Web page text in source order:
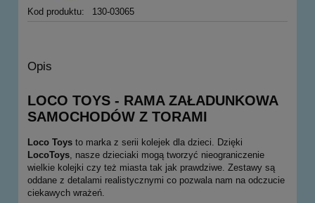
Kod produktu: 130-03065
Opis
LOCO TOYS - RAMA ZAŁADUNKOWA
SAMOCHODÓW Z TORAMI
Loco Toys to marka z serii kolejek dla dzieci. Dzięki
LocoToys , nasze dzieciaki mogą tworzyć nieograniczenie
wielkie kolejki czy też miasta tak jak prawdziwe. Zestawy są
oddane z detalami realistycznymi co pozwala nam na odczucie
ciekawych wrażeń.